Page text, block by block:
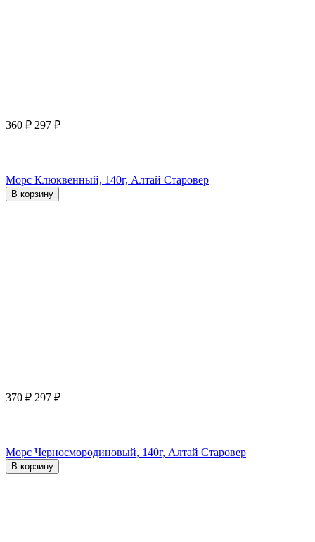
360 ₽ 297 ₽
Морс Клюквенный, 140г, Алтай Старовер
В корзину
370 ₽ 297 ₽
Морс Черносмородиновый, 140г, Алтай Старовер
В корзину